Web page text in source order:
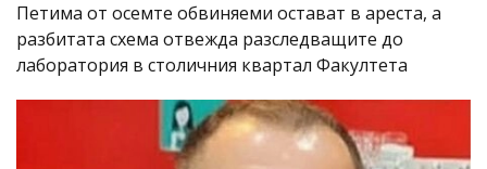
Петима от осемте обвиняеми остават в ареста, а
разбитата схема отвежда разследващите до
лаборатория в столичния квартал Факултета